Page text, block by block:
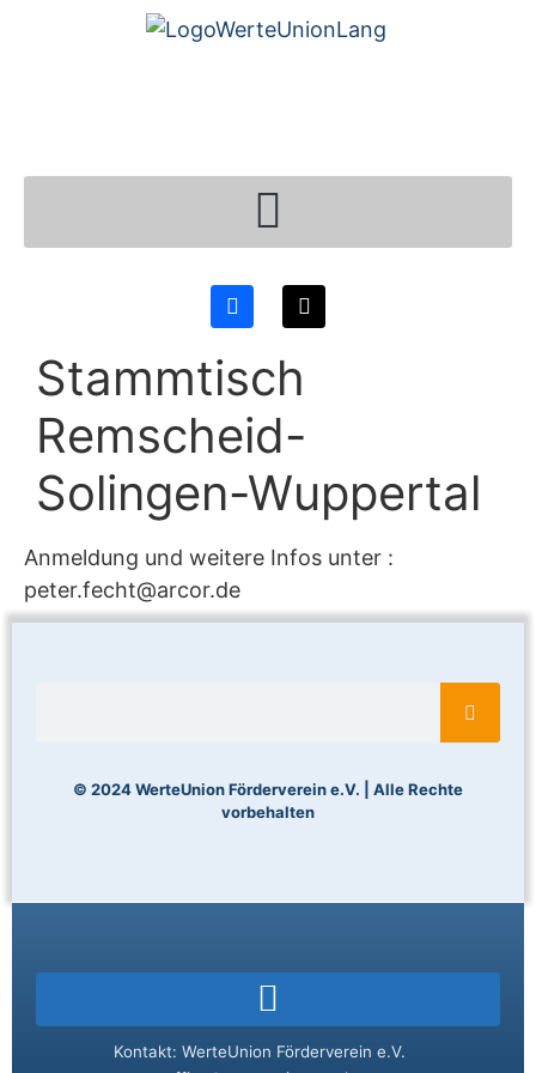
Stammtisch
Remscheid-
Solingen-Wuppertal
Anmeldung und weitere Infos unter :
peter.fecht@arcor.de
© 2024 WerteUnion Förderverein e.V. | Alle Rechte
vorbehalten
Kontakt: WerteUnion Förderverein e.V.